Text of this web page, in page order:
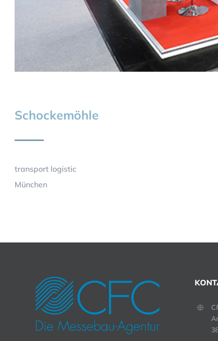
Schockemöhle
transport logistic
München